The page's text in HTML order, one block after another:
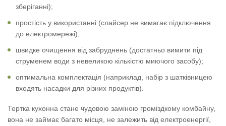
зберіганні);
простість у використанні (слайсер не вимагає підключення
до електромережі);
швидке очищення від забруднень (достатньо вимити під
струменем води з невеликою кількістю миючого засобу);
оптимальна комплектація (наприклад, набір з шатківницею
входять насадки для різних продуктів).
Тертка кухонна стане чудовою заміною громіздкому комбайну,
вона не займає багато місця, не залежить від електроенергії,